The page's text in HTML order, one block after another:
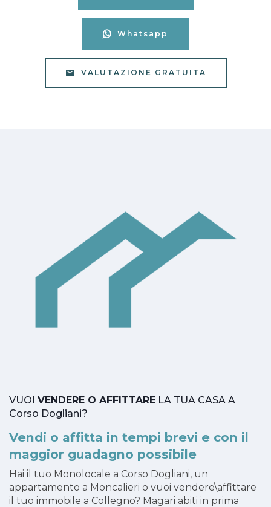
Whatsapp
VALUTAZIONE GRATUITA
VUOI VENDERE O AFFITTARE LA TUA CASA A
Corso Dogliani?
Vendi o affitta in tempi brevi e con il
maggior guadagno possibile
Hai il tuo Monolocale a Corso Dogliani, un
appartamento a Moncalieri o vuoi vendere\affittare
il tuo immobile a Collegno? Magari abiti in prima